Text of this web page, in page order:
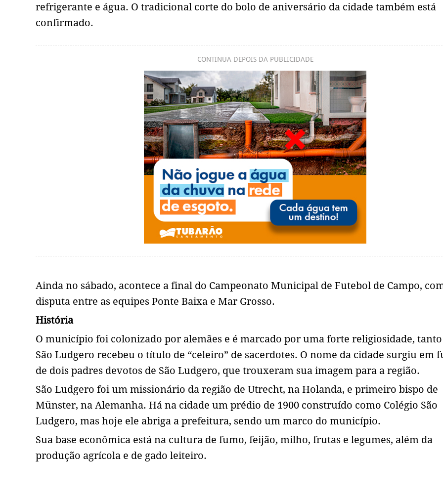
refrigerante e água. O tradicional corte do bolo de aniversário da cidade também está
confirmado.
CONTINUA DEPOIS DA PUBLICIDADE
Ainda no sábado, acontece a final do Campeonato Municipal de Futebol de Campo,
disputa entre as equipes Ponte Baixa e Mar Grosso.
História
O município foi colonizado por alemães e é marcado por uma forte religiosidade,
São Ludgero recebeu o título de “celeiro” de sacerdotes. O nome da cidade surgiu em
de dois padres devotos de São Ludgero, que trouxeram sua imagem para a região.
São Ludgero foi um missionário da região de Utrecht, na Holanda, e primeiro bispo de
Münster, na Alemanha. Há na cidade um prédio de 1900 construído como Colégio São
Ludgero, mas hoje ele abriga a prefeitura, sendo um marco do município.
Sua base econômica está na cultura de fumo, feijão, milho, frutas e legumes, além da
produção agrícola e de gado leiteiro.